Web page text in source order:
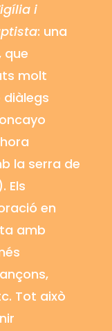
i
: una
que
molt
diàlegs
la serra de
Els
en
amb
Tot això